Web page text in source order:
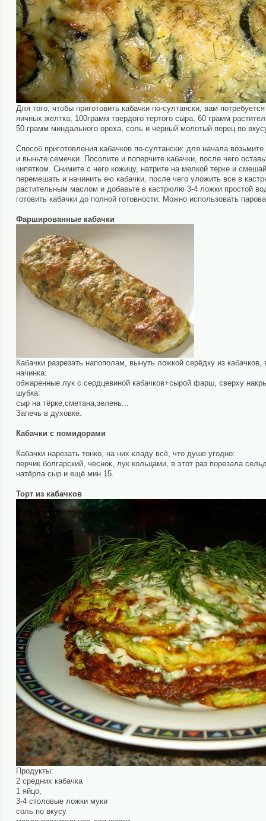
Для того, чтобы приготовить кабачки по-султански, вам
яичных желтка, 100грамм твердого тертого сыра, 60 грамм
50 грамм миндального ореха, соль и черный молотый перец по
Способ приготовления кабачков по-султански: для начала
и выньте семечки. Посолите и поперчите кабачки, после чего
кипятком. Снимите с него кожицу, натрите на мелкой терке и
перемешать и начинить ею кабачки, после чего уложить все в
растительным маслом и добавьте в кастрюлю 3-4 ложки простой
готовить кабачки до полной готовности. Можно использовать
Фаршированные кабачки
Кабачки разрезать напополам, вынуть ложкой серёдку из
начинка:
обжаренные лук с сердцевиной кабачков+сырой фарш, сверху
шубка:
сыр на тёрке,сметана,зелень...
Запечь в духовке.
Кабачки с помидорами
Кабачки нарезать тонко, на них кладу всё, что душе угодно:
перчик болгарский, чеснок, лук кольцами, в этот раз порезала
натёрла сыр и ещё мин 15.
Торт из кабачков
Продукты:
2 средних кабачка
1 яйцо,
3-4 столовые ложки муки
соль по вкусу